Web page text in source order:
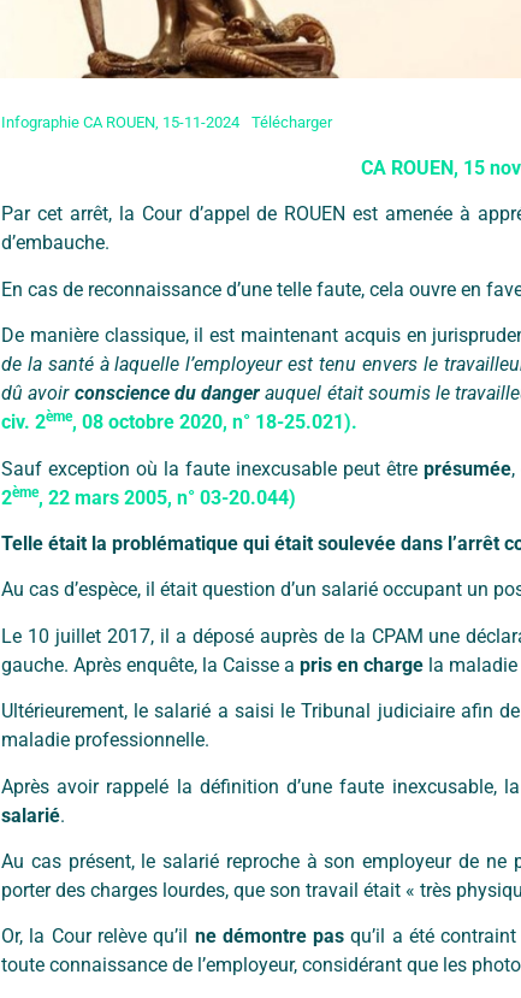
Infographie CA ROUEN, 15-11-2024 Télécharger
CA ROUEN, 15
Par cet arrêt, la Cour d’appel de ROUEN est amenée à
d’embauche.
En cas de reconnaissance d’une telle faute, cela ouvre en
De manière classique, il est maintenant acquis en
de la santé à laquelle l’employeur est tenu envers le
dû avoir conscience du danger auquel était soumis le
civ. 2ème, 08 octobre 2020, n° 18-25.021).
Sauf exception où la faute inexcusable peut être présumée,
2ème, 22 mars 2005, n° 03-20.044)
Telle était la problématique qui était soulevée dans l’arrêt
Au cas d’espèce, il était question d’un salarié occupant un
Le 10 juillet 2017, il a déposé auprès de la CPAM une
gauche. Après enquête, la Caisse a pris en charge la
Ultérieurement, le salarié a saisi le Tribunal judiciaire afin
maladie professionnelle.
Après avoir rappelé la définition d’une faute inexcusable,
salarié.
Au cas présent, le salarié reproche à son employeur de
porter des charges lourdes, que son travail était « très
Or, la Cour relève qu’il ne démontre pas qu’il a été
toute connaissance de l’employeur, considérant que les